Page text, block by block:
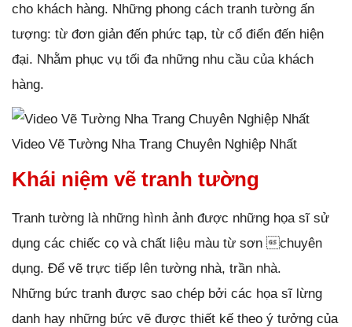
cho khách hàng. Những phong cách tranh tường ấn
tượng: từ đơn giản đến phức tạp, từ cổ điển đến hiện
đại. Nhằm phục vụ tối đa những nhu cầu của khách
hàng.
Video Vẽ Tường Nha Trang Chuyên Nghiệp Nhất
Khái niệm vẽ tranh tường
Tranh tường là những hình ảnh được những họa sĩ sử
dụng các chiếc cọ và chất liệu màu từ sơn chuyên
dụng. Để vẽ trực tiếp lên tường nhà, trần nhà.
Những bức tranh được sao chép bởi các họa sĩ lừng
danh hay những bức vẽ được thiết kế theo ý tưởng của